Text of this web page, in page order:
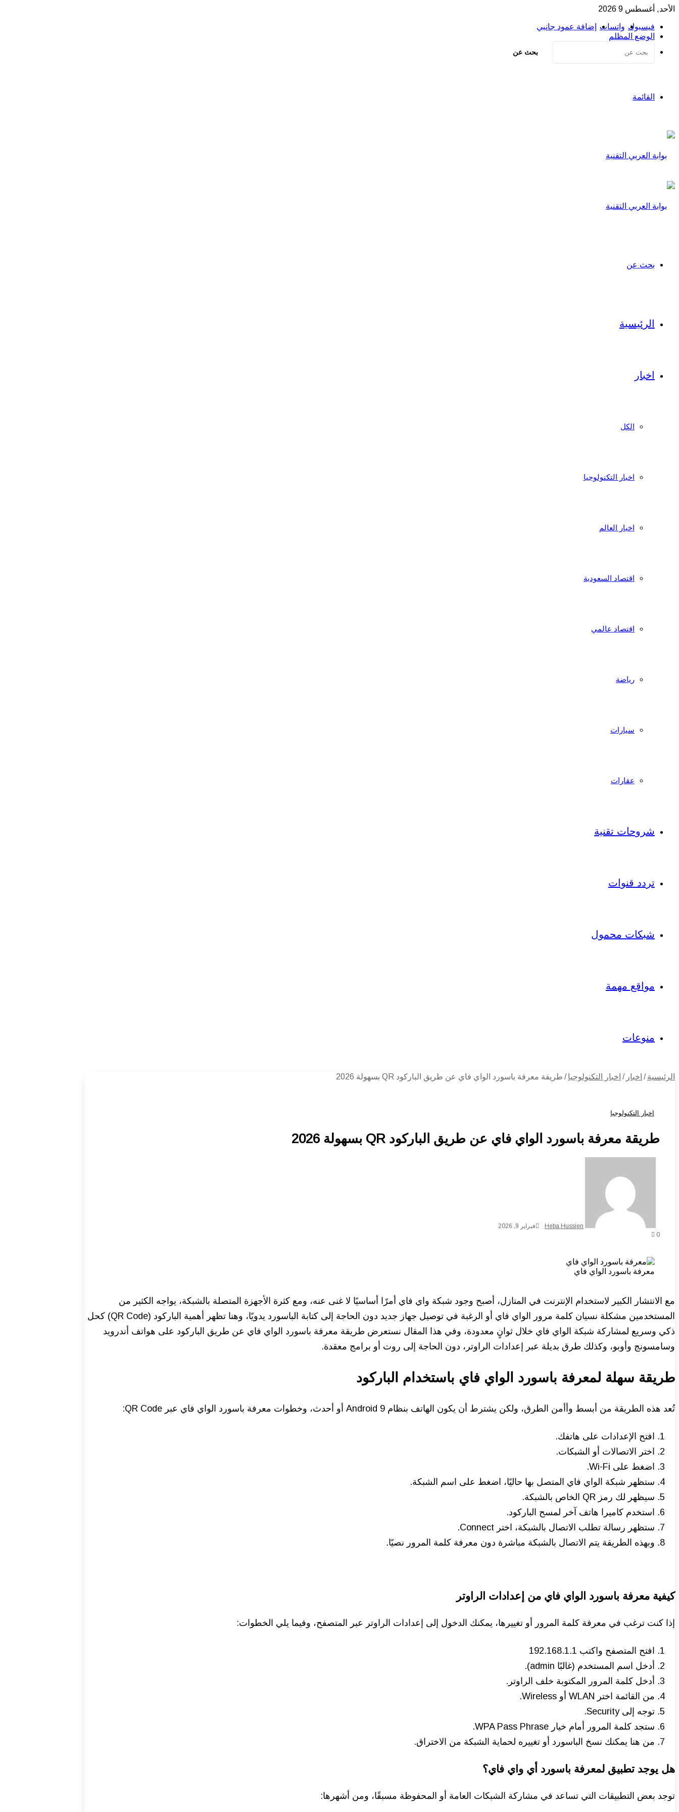
الأحد, أغسطس 9 2026
فيسبوك واتساب
إضافة عمود جانبي
الوضع المظلم
بحث عن
القائمة
بحث عن
الرئيسية
اخبار
الكل
اخبار التكنولوجيا
اخبار العالم
اقتصاد السعودية
اقتصاد عالمي
رياضة
سيارات
عقارات
شروحات تقنية
تردد قنوات
شبكات محمول
مواقع مهمة
منوعات
الرئيسية / اخبار / اخبار التكنولوجيا / طريقة معرفة باسورد الواي فاي عن طريق الباركود QR بسهولة 2026
اخبار التكنولوجيا
طريقة معرفة باسورد الواي فاي عن طريق الباركود QR بسهولة 2026
Heba Hussien
فبراير 9, 2026
0
معرفة باسورد الواي فاي
مع الانتشار الكبير لاستخدام الإنترنت في المنازل، أصبح وجود شبكة واي فاي أمرًا أساسيًا لا غنى عنه، ومع كثرة الأجهزة المتصلة بالشبكة، يواجه الكثير من
المستخدمين مشكلة نسيان كلمة مرور الواي فاي أو الرغبة في توصيل جهاز جديد دون الحاجة إلى كتابة الباسورد يدويًا، وهنا تظهر أهمية الباركود (QR Code) كحل
ذكي وسريع لمشاركة شبكة الواي فاي خلال ثوانٍ معدودة، وفي هذا المقال نستعرض طريقة معرفة باسورد الواي فاي عن طريق الباركود على هواتف أندرويد
وسامسونج وأوبو، وكذلك طرق بديلة عبر إعدادات الراوتر، دون الحاجة إلى روت أو برامج معقدة.
طريقة سهلة لمعرفة باسورد الواي فاي باستخدام الباركود
تُعد هذه الطريقة من أبسط وأأمن الطرق، ولكن يشترط أن يكون الهاتف بنظام Android 9 أو أحدث، وخطوات معرفة باسورد الواي فاي عبر QR Code:
افتح الإعدادات على هاتفك.
اختر الاتصالات أو الشبكات.
اضغط على Wi-Fi.
ستظهر شبكة الواي فاي المتصل بها حاليًا، اضغط على اسم الشبكة.
سيظهر لك رمز QR الخاص بالشبكة.
استخدم كاميرا هاتف آخر لمسح الباركود.
ستظهر رسالة تطلب الاتصال بالشبكة، اختر Connect.
وبهذه الطريقة يتم الاتصال بالشبكة مباشرة دون معرفة كلمة المرور نصيًا.
كيفية معرفة باسورد الواي فاي من إعدادات الراوتر
إذا كنت ترغب في معرفة كلمة المرور أو تغييرها، يمكنك الدخول إلى إعدادات الراوتر عبر المتصفح، وفيما يلي الخطوات:
افتح المتصفح واكتب 192.168.1.1
أدخل اسم المستخدم (غالبًا admin).
أدخل كلمة المرور المكتوبة خلف الراوتر.
من القائمة اختر WLAN أو Wireless.
توجه إلى Security.
ستجد كلمة المرور أمام خيار WPA Pass Phrase.
من هنا يمكنك نسخ الباسورد أو تغييره لحماية الشبكة من الاختراق.
هل يوجد تطبيق لمعرفة باسورد أي واي فاي؟
توجد بعض التطبيقات التي تساعد في مشاركة الشبكات العامة أو المحفوظة مسبقًا، ومن أشهرها: